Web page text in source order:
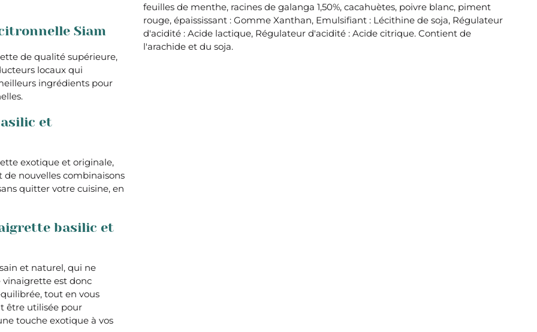
Siam
de qualité supérieure,
locaux qui
ingrédients pour
et
exotique et originale,
de nouvelles combinaisons
quitter votre cuisine, en
basilic et
et naturel, qui ne
est donc
tout en vous
être utilisée pour
touche exotique à vos
feuilles de menthe, racines de galanga 1,50%, cacahuètes, poivre blanc, piment
rouge, épaississant : Gomme Xanthan, Emulsifiant : Lécithine de soja, Régulateur
d'acidité : Acide lactique, Régulateur d'acidité : Acide citrique. Contient de
l'arachide et du soja.